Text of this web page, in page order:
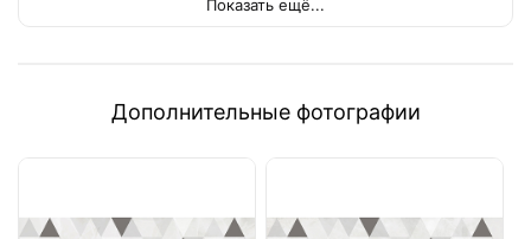
Показать ещё...
Дополнительные фотографии